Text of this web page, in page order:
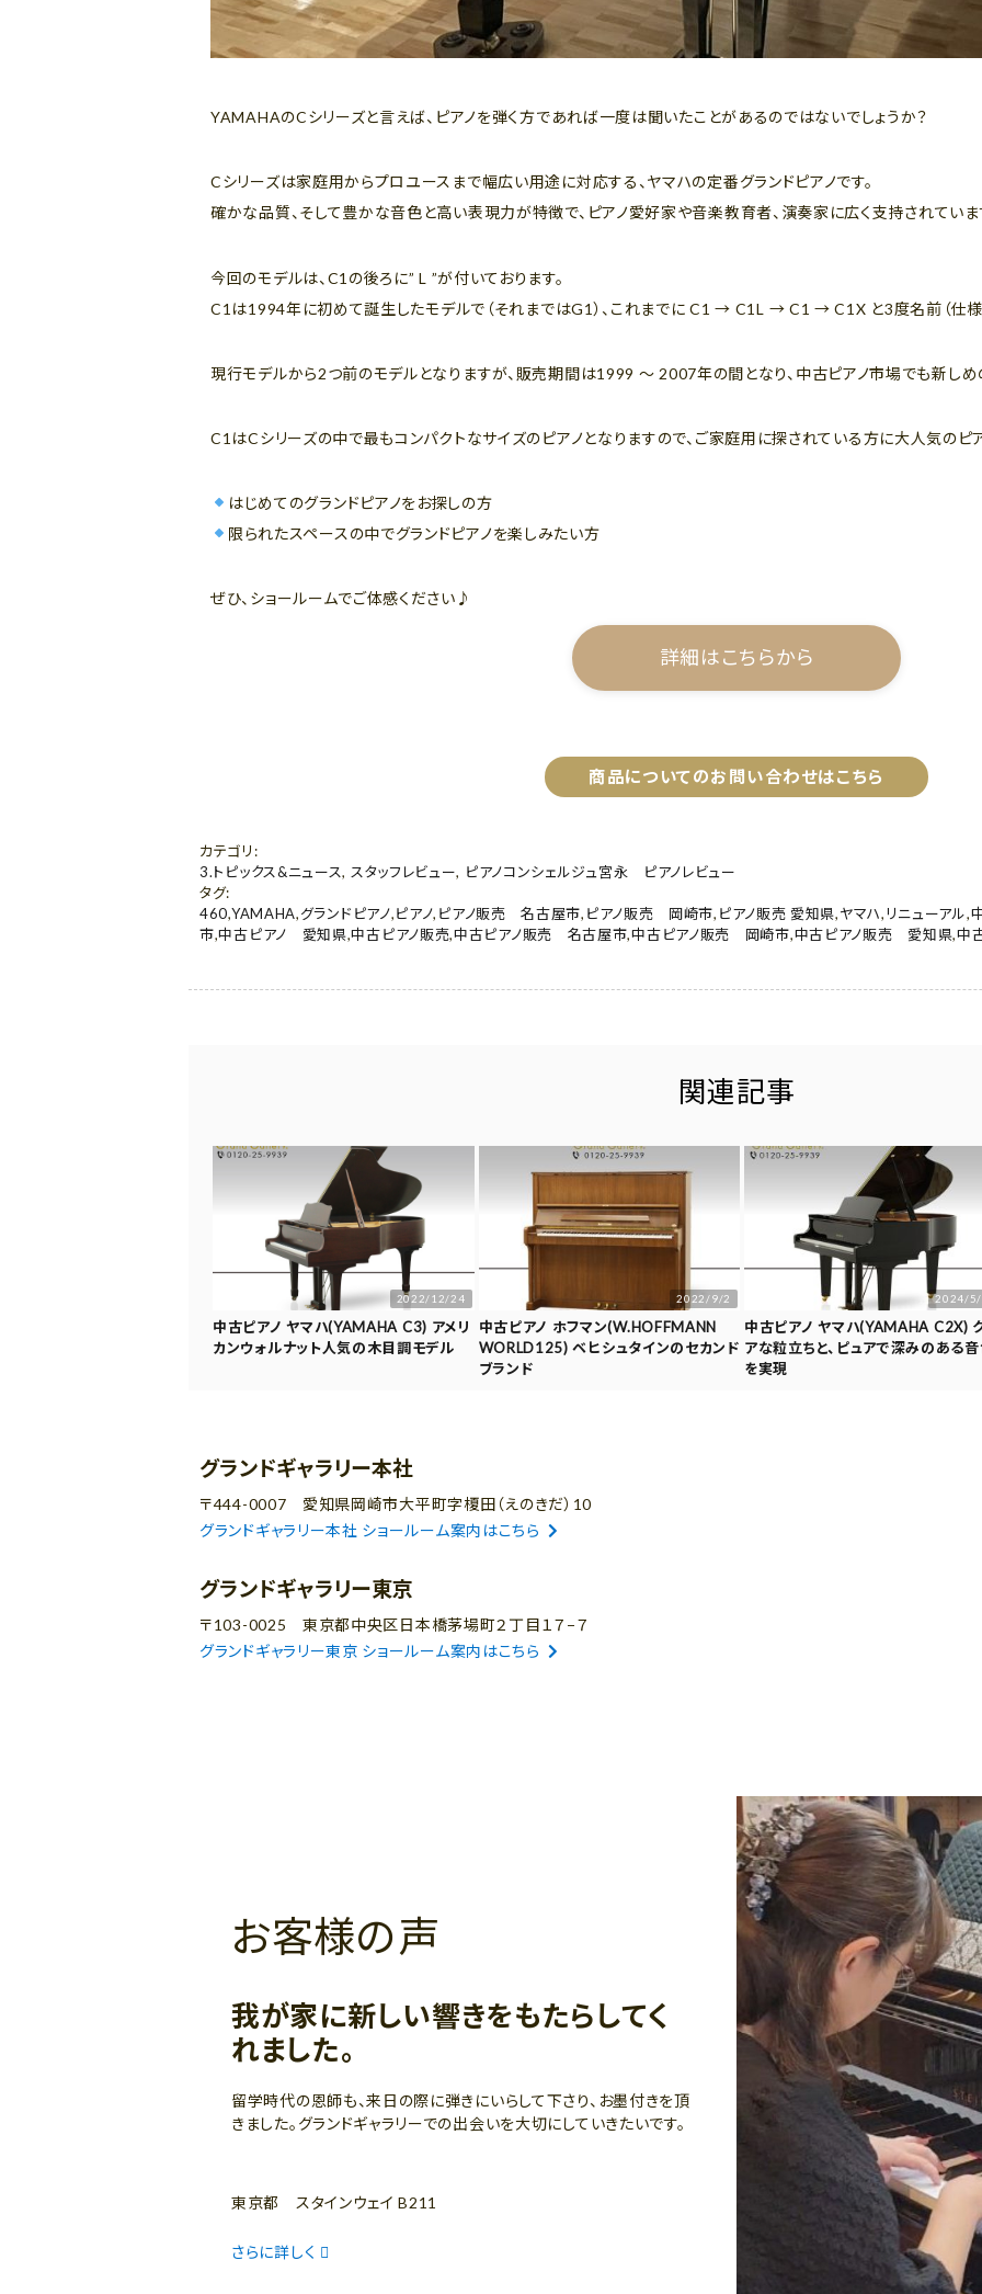
YAMAHAのCシリーズと言えば、ピアノを弾く方であれば一度は聞いたことがあるのではないでしょうか？
Cシリーズは家庭用からプロユースまで幅広い用途に対応する、ヤマハの定番グランドピアノです。
確かな品質、そして豊かな音色と高い表現力が特徴で、ピアノ愛好家や音楽教育者、演奏家に広く支持されていま
今回のモデルは、C1の後ろに” L ”が付いております。
C1は1994年に初めて誕生したモデルで（それまではG1）、これまでに C1 → C1L → C1 → C1X と3度名前（仕様
現行モデルから2つ前のモデルとなりますが、販売期間は1999 ～ 2007年の間となり、中古ピアノ市場でも新しめ
C1はCシリーズの中で最もコンパクトなサイズのピアノとなりますので、ご家庭用に探されている方に大人気のピ
はじめてのグランドピアノをお探しの方
限られたスペースの中でグランドピアノを楽しみたい方
ぜひ、ショールームでご体感ください♪
詳細はこちらから
商品についてのお問い合わせはこちら
カテゴリ :
3.トピックス&ニュース, スタッフレビュー, ピアノコンシェルジュ宮永 ピアノレビュー
タグ:
460,YAMAHA,グランドピアノ,ピアノ, ピアノ販売 名古屋市, ピアノ販売 岡崎市, ピアノ販売 愛知県,ヤマハ, リニューアル,
市,中古ピアノ 愛知県,中古ピアノ販売,中古ピアノ販売 名古屋市,中古ピアノ販売 岡崎市,中古ピアノ販売 愛知県,中
関連記事
2022/12/24
中古ピアノ ヤマハ(YAMAHA C3) アメリ
カンウォルナット人気の木目調モデル
2022/9/2
中古ピアノ ホフマン(W.HOFFMANN
WORLD125) ベヒシュタインのセカンド
ブランド
2024/5/
中古ピアノ ヤマハ(YAMAHA C2X)
アな粒立ちと、ピュアで深みのある
を実現
グランドギャラリー本社
〒444-0007 愛知県岡崎市大平町字榎田（えのきだ）10
グランドギャラリー本社 ショールーム案内はこちら
グランドギャラリー東京
〒103-0025 東京都中央区日本橋茅場町２丁目１７−７
グランドギャラリー東京 ショールーム案内はこちら
お客様の声
我が家に新しい響きをもたらしてく
れました。
留学時代の恩師も、来日の際に弾きにいらして下さり、お墨付きを頂
きました。グランドギャラリーでの出会いを大切にしていきたいです。
東京都 スタインウェイ B211
さらに詳しく